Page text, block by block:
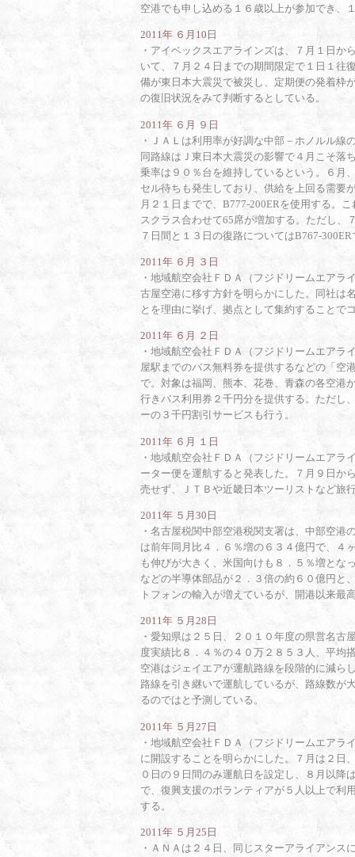
空港でも申し込める１６歳以上が参加でき、
2011年 ６月10日
・ アイベックスエアラインズは、７月１日か
いて、７月２４日までの期間限定で１日１往
備が東日本大震災で被災し、定期便の発着枠
の復旧状況をみて判断するとしている。
2011年 ６月 ９日
・
ＪＡＬは利用率が好調な中部－ホノルル
同路線はＪ東日本大震災の影響で４月こそ落
乗率は９０％台を維持しているという。６月
セル待ちも発生しており、供給を上回る需要
月２１日までで、B777-200ERを使用する。
スクラス合わせて65席が増加する。ただし、
７日間と１３日の復路についてはB767-
2011年 ６月 ３日
・ 地域航空会社ＦＤＡ（フジドリームエアラ
古屋空港に移す方針を明らかにした。同社は
とを理由に挙げ、拠点として集約することで
2011年 ６月 ２日
・ 地域航空会社ＦＤＡ（フジドリームエアラ
屋駅までのバス無料券を提供するなどの「空
で。対象は福岡、熊本、花巻、青森の各空港
行きバス利用券２千円分を提供する。ただし
ーの３千円割引サービスも行う。
2011年 ６月 １日
・ 地域航空会社ＦＤＡ（フジドリームエアラ
ーター便を運航すると発表した。７月９日か
売せず、ＪＴＢや近畿日本ツーリストなど旅
2011年 ５月30日
・ 名古屋税関中部空港税関支署は、中部空港
は前年同月比４．６％増の６３４億円で、４
も伸びが大きく、米国向けも８．５％増とな
などの半導体部品が２．３倍の約６０億円と
トフォンの輸入が増えているが、開港以来
2011年 ５月28日
・ 愛知県は２５日、２０１０年度の県営名古
度実績比８．４％の４０万２８５３人、平均
空港はジェイエアが運航路線を段階的に減ら
路線を引き継いで運航しているが、路線数が
るのではと予測している。
2011年 ５月27日
・ 地域航空会社ＦＤＡ（フジドリームエアラ
に開設することを明らかにした。７月は２日
０日の９日間のみ運航日を設定し、８月以降
で、復興支援のボランティアが５人以上で利
する。
2011年 ５月25日
・ ＡＮＡは２４日、同じスターアライアンス